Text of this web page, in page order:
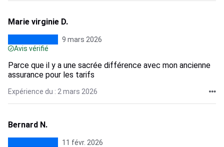
Marie virginie D.
9 mars 2026
Avis vérifié
Parce que il y a une sacrée différence avec mon ancienne
assurance pour les tarifs
Expérience du : 2 mars 2026
Bernard N.
11 févr. 2026